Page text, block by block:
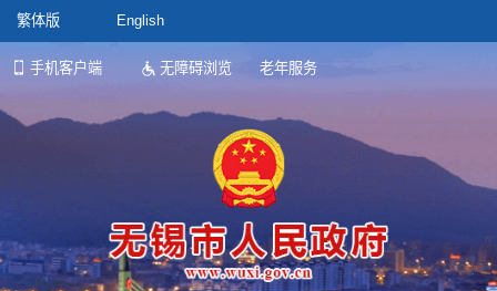
繁体版 English
手机客户端 无障碍浏览 老年服务